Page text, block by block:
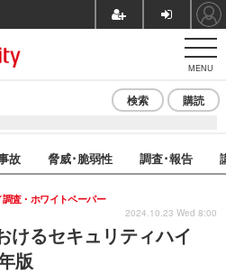
MENU
検索 購読
故 脅威･脆弱性 調査･報告
けるセキュリティハイ
版
調査・ホワイトペーパー
2024.10.23 Wed 8:00